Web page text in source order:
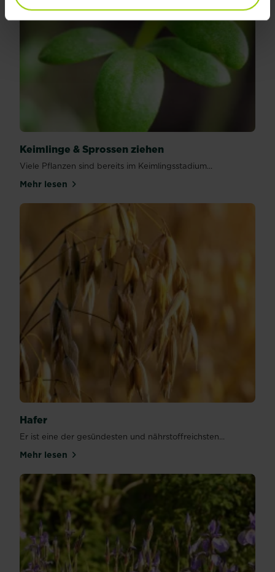
Keimlinge & Sprossen ziehen
Viele Pflanzen sind bereits im Keimlingsstadium...
Mehr lesenüber Keimlinge & Sprossen ziehen
Hafer
Er ist eine der gesündesten und nährstoffreichsten...
Mehr lesenüber Hafer